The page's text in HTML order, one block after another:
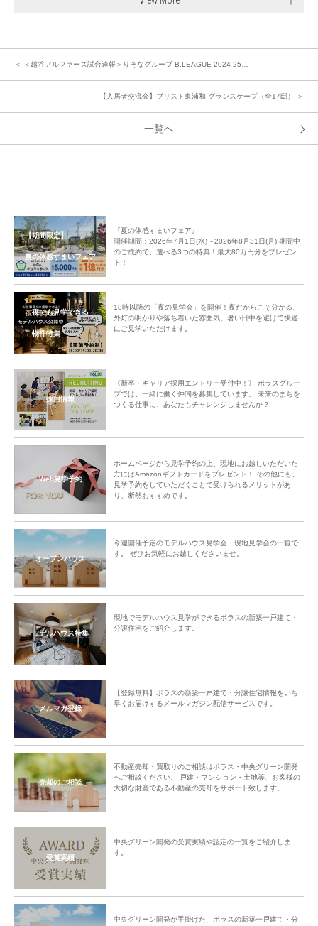
＜ ＜越谷アルファーズ試合速報＞りそなグループ B.LEAGUE 2024-25…
【入居者交流会】ブリスト東浦和 グランスケープ（全17邸） ＞
一覧へ
【期間限定】
夏の体感すまいフェア
『夏の体感すまいフェア』
開催期間：2026年7月1日(水)～2026年8月31日(月) 期間中
のご成約で、選べる3つの特典！最大80万円分をプレゼン
ト！
夜でも見学できる
物件特集
18時以降の「夜の見学会」を開催！夜だからこそ分かる、
外灯の明かりや落ち着いた雰囲気。暑い日中を避けて快適
にご見学いただけます。
採用情報
《新卒・キャリア採用エントリー受付中！》 ポラスグルー
プでは、一緒に働く仲間を募集しています。 未来のまちを
つくる仕事に、あなたもチャレンジしませんか？
Web見学予約
ホームページから見学予約の上、現地にお越しいただいた
方にはAmazonギフトカードをプレゼント！ その他にも、
見学予約をしていただくことで受けられるメリットがあ
り、断然おすすめです。
オープンハウス
今週開催予定のモデルハウス見学会・現地見学会の一覧で
す。 ぜひお気軽にお越しくださいませ。
モデルハウス特集
現地でモデルハウス見学ができるポラスの新築一戸建て・
分譲住宅をご紹介します。
メルマガ登録
【登録無料】ポラスの新築一戸建て・分譲住宅情報をいち
早くお届けするメールマガジン配信サービスです。
売却のご相談
不動産売却・買取りのご相談はポラス・中央グリーン開発
へご相談ください。 戸建・マンション・土地等、お客様の
大切な財産である不動産の売却をサポート致します。
受賞実績
中央グリーン開発の受賞実績や認定の一覧をご紹介しま
す。
中央グリーン開発が手掛けた、ポラスの新築一戸建て・分